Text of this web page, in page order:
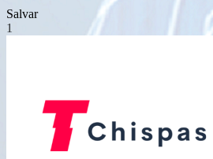
Salvar
1